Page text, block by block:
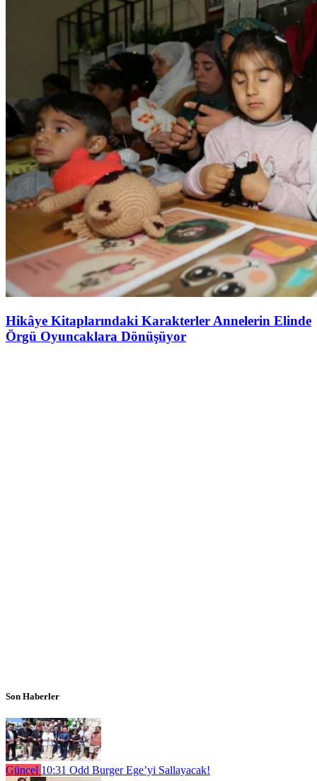
Hikâye Kitaplarındaki Karakterler Annelerin Elinde
Örgü Oyuncaklara Dönüşüyor
Son Haberler
Güncel 10:31 Odd Burger Ege’yi Sallayacak!